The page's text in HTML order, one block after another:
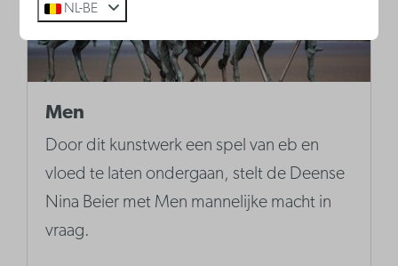
Men
Door dit kunstwerk een spel van eb en
vloed te laten ondergaan, stelt de Deense
Nina Beier met Men mannelijke macht in
vraag.
NL-BE